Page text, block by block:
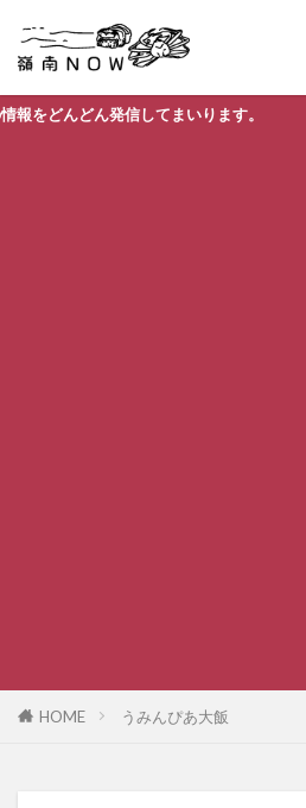
発信してまいります。
HOME うみんぴあ大飯